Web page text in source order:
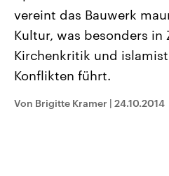
September 2026 einen neuen
Bundesland von einer Koalition
Umfragen, Prognosen,
Wahlprogramme, aktuelle
und Hintergründe zu den Parteien
Wahl.
Sendungen Programm
vereint das Bauwerk
Kultur, was besonders in
Kirchenkritik und
Konflikten führt.
Von Brigitte Kramer | 24.10.2014